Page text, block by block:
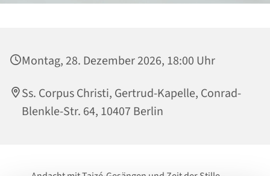
Montag, 28. Dezember 2026, 18:00 Uhr
Ss. Corpus Christi, Gertrud-Kapelle, Conrad-
Blenkle-Str. 64, 10407 Berlin